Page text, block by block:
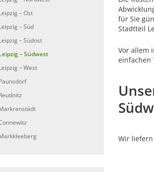
– Ost
– Süd
– Südost
– Südwest
– West
für Sie
Stadtteil
Vor allem
einfachen
Wir